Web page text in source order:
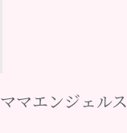
ママエンジェルス